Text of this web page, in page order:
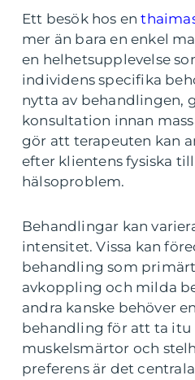
Ett besök hos en
mer än bara en enkel
en helhetsupplevelse
individens specifika
nytta av behandlingen,
konsultation innan
gör att terapeuten kan
efter klientens fysiska
hälsoproblem.
Behandlingar kan
intensitet. Vissa kan
behandling som
avkoppling och milda
andra kanske behöver
behandling för att ta
muskelsmärtor och
preferens är det